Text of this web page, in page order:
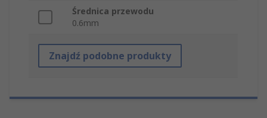
Średnica przewodu
0.6mm
Znajdź podobne produkty